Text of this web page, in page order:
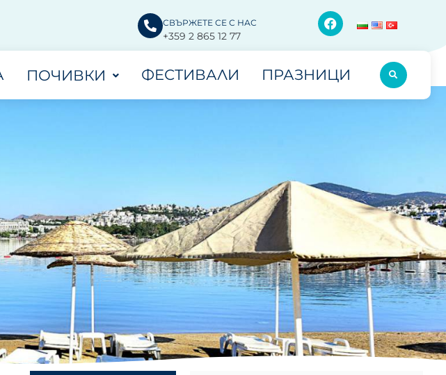
СВЪРЖЕТЕ СЕ С НАС
+359 2 865 12 77
ПОЧИВКИ ФЕСТИВАЛИ ПРАЗНИЦИ